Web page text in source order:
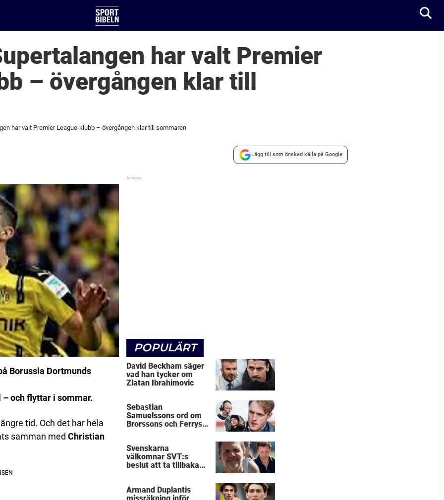
har valt Premier
– övergången klar till
har valt Premier League-klubb – övergången klar till sommaren
Lägg till som önskad källa på Google
Borussia Dortmunds
och flyttar i sommar.
tid. Och det har hela
samman med Christian
POPULÄRT
David Beckham säger
vad han tycker om
Zlatan Ibrahimovic
Sebastian
Samuelssons ord om
Brorssons och Ferrys
Svenskarna
välkomnar SVT:s
beslut att ta tillbaka
Armand Duplantis